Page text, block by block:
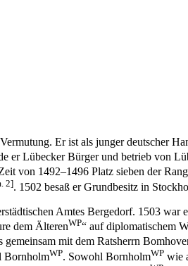
Er ist als junger deutscher
er Lübecker Bürger und betrieb von
von 1492–1496 Platz sieben der
2]. 1502 besaß er Grundbesitz in
Amtes Bergedorf. 1503 war
dem ÄlterenWP“ auf diplomatischem
gemeinsam mit dem Ratsherrn
BornholmWP. Sowohl BornholmWP wie